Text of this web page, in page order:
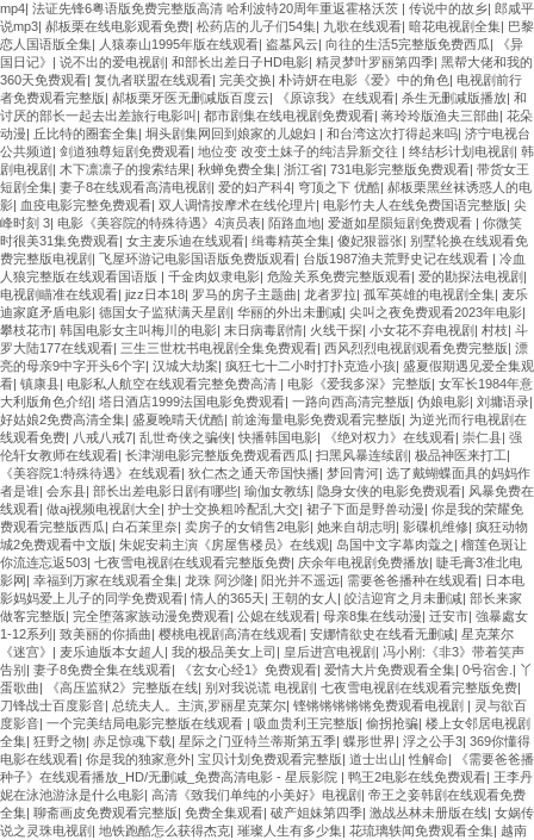
mp4| 法证先锋6粤语版免费完整版高清 哈利波特20周年重返霍格沃茨 | 传说中的故乡| 郎咸平
说mp3| 郝板栗在线电影观看免费| 松药店的儿子们54集| 九歌在线观看| 暗花电视剧全集| 巴黎
恋人国语版全集| 人猿泰山1995年版在线观看| 盗墓风云| 向往的生活5完整版免费西瓜|
《异
国日记》 | 说不出的爱电视剧 | 和部长出差日子HD电影| 精灵梦叶罗丽第四季| 黑帮大佬和我的
360天免费观看| 复仇者联盟在线观看| 完美交换| 朴诗妍在电影《爱》中的角色| 电视剧前行
者免费观看完整版| 郝板栗牙医无删减版百度云| 《原谅我》在线观看| 杀生无删减版播放| 和
讨厌的部长一起去出差旅行电影叫 | 都市剧集在线电视剧免费观看| 蒋玲玲版渔夫三部曲| 花朵
动漫| 丘比特的圈套全集| 垌头剧集网回到娘家的儿媳妇 | 和台湾这次打得起来吗| 济宁电视台
公共频道| 剑道独尊短剧免费观看| 地位变 改变土妹子的纯洁异新交往 | 终结杉计划电视剧 | 韩
剧电视剧 | 木下凛凛子的搜索结果| 秋蝉免费全集| 浙江省| 731电影完整版免费观看| 带货女王
短剧全集| 妻子8在线观看高清电视剧 | 爱的妇产科4| 穹顶之下 优酷| 郝板栗黑丝袜诱惑人的电
影| 血疫电影完整免费观看| 双人调情按摩术在线伦理片| 电影竹夫人在线免费国语完整版| 尖
峰时刻 3| 电影《美容院的特殊待遇》4演员表| 陌路血地| 爱逝如星陨短剧免费观看 | 你微笑
时很美31集免费观看| 女主麦乐迪在线观看| 缉毒精英全集| 傻妃狠嚣张| 别墅轮换在线观看免
费完整版电视剧 | 飞屋环游记电影国语版免费版观看| 台版1987渔夫荒野史记在线观看 | 冷血
人狼完整版在线观看国语版 | 千金肉奴隶电影| 危险关系免费完整版观看| 爱的勘探法电视剧 |
电视剧瞄准在线观看| jizz日本18| 罗马的房子主题曲| 龙者罗拉| 孤军英雄的电视剧全集| 麦乐
迪家庭矛盾电影| 德国女子监狱满天星剧 | 华丽的外出未删减| 尖叫之夜免费观看2023年电影|
攀枝花市| 韩国电影女主叫梅川的电影| 末日病毒剧情| 火线干探| 小女花不弃电视剧 | 村枝| 斗
罗大陆177在线观看| 三生三世枕书电视剧全集免费观看| 西风烈烈电视剧观看免费完整版| 漂
亮的母亲9中字开头6个字| 汉城大劫案| 疯狂七十二小时打扑克造小孩| 盛夏假期遇见爱全集观
看| 镇康县| 电影私人航空在线观看完整免费高清 | 电影《爱我多深》完整版| 女军长1984年意
大利版角色介绍| 塔日酒店1999法国电影免费观看| 一路向西高清完整版| 伪娘电影| 刘墉语录|
好姑娘2免费高清全集| 盛夏晚晴天优酷| 前途海量电影免费观看完整版| 为逆光而行电视剧在
线观看免费| 八戒八戒7| 乱世奇侠之骗侠|快播韩国电影| 《绝对权力》在线观看| 崇仁县| 强
伦轩女教师在线观看| 长津湖电影完整版免费观看西瓜| 扫黑风暴连续剧 | 极品神医来打工|
《美容院1:特殊待遇》在线观看| 狄仁杰之通天帝国快播| 梦回青河| 选了戴蝴蝶面具的妈妈作
者是谁| 会东县| 部长出差电影日剧有哪些| 瑜伽女教练| 隐身女侠的电影免费观看| 风暴免费在
线观看| 做aj视频电视剧大全| 护士交换粗吟配乱大交| 裙子下面是野兽动漫| 你是我的荣耀免
费观看完整版西瓜| 白石茉里奈| 卖房子的女销售2电影| 她来自胡志明| 影碟机维修| 疯狂动物
城2免费观看中文版| 朱妮安莉主演《房屋售楼员》在线观| 岛国中文字幕肉蔻之 | 榴莲色斑让
你流连忘返503| 七夜雪电视剧在线观看完整版免费| 庆余年电视剧免费播放| 睫毛膏3准北电
影网| 幸福到万家在线观看全集| 龙珠 阿沙隆| 阳光并不遥远| 需要爸爸播种在线观看| 日本电
影妈妈爱上儿子的同学免费观看|情人的365天| 王朝的女人 | 皎洁迎宵之月未删减| 部长来家
做客完整版| 完全堕落家族动漫免费观看| 公媳在线观看| 母亲8集在线动漫| 迁安市| 強暴處女
1-12系列| 致美丽的你插曲| 樱桃电视剧高清在线观看| 安娜情欲史在线看无删减| 星克莱尔
《迷宫》 | 麦乐迪版本女超人 | 我的极品美女上司 | 皇后进宫电视剧 | 冯小刚:《非3》带着笑声
告别| 妻子8免费全集在线观看| 《玄女心经1》免费观看| 爱情大片免费观看全集| 0号宿舍. | 丫
蛋歌曲| 《高压监狱2》完整版在线| 别对我说谎 电视剧 | 七夜雪电视剧在线观看完整版免费|
刀锋战士百度影音| 总统夫人。主演,罗丽星克莱尔| 铿锵锵锵锵锵免费观看电视剧 | 灵与欲百
度影音| 一个完美结局电影完整版在线观看 | 吸血贵利王完整版| 偷拐抢骗| 楼上女邻居电视剧
全集| 狂野之物| 赤足惊魂下载| 星际之门亚特兰蒂斯第五季| 蝶形世界| 浮之公手3| 369你懂得
电影在线观看| 你是我的独家意外| 宝贝计划免费观看完整版| 道士出山|性解命|
《需要爸爸播
种子》在线观看播放_HD/无删减_免费高清电影 - 星辰影院 | 鸭王2电影在线免费观看| 王李丹
妮在泳池游泳是什么电影| 高清《致我们单纯的小美好》电视剧 | 帝王之妾韩剧在线观看免费
全集| 聊斋画皮免费观看完整版| 免费全集观看| 破产姐妹第四季| 激战丛林未册版在线| 女娲传
说之灵珠电视剧 | 地铁跑酷怎么获得杰克| 璀璨人生有多少集| 花琉璃轶闻免费观看全集| 越南